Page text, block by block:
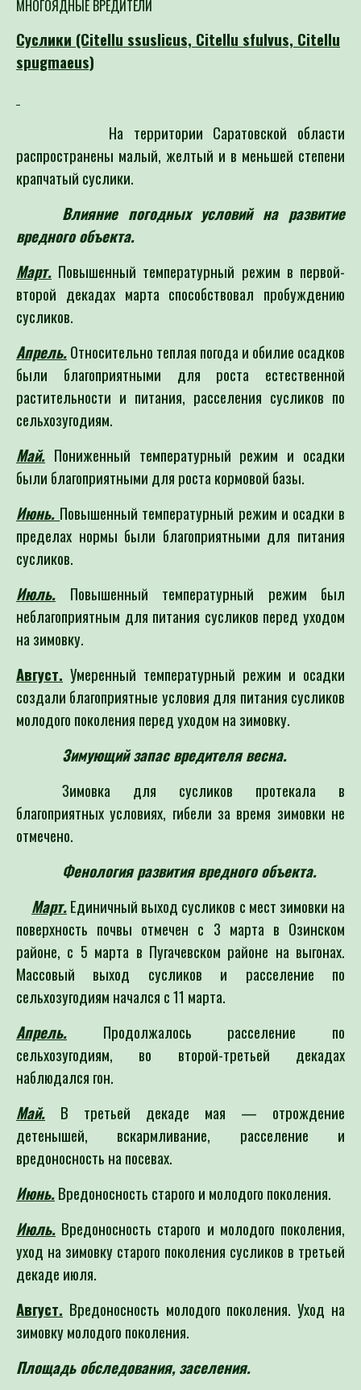
МНОГОЯДНЫЕ ВРЕДИТЕЛИ
Суслики (Citellu ssuslicus, Citellu sfulvus, Citellu
spugmaeus)
На территории Саратовской области
распространены малый, желтый и в меньшей степени
крапчатый суслики.
Влияние погодных условий на развитие
вредного объекта.
Март. Повышенный температурный режим в первой-
второй декадах марта способствовал пробуждению
сусликов.
Апрель.Относительно теплая погода и обилие осадков
были благоприятными для роста естественной
растительности и питания, расселения сусликов по
сельхозугодиям.
Май. Пониженный температурный режим и осадки
были благоприятными для роста кормовой базы.
Июнь. Повышенный температурный режим и осадки в
пределах нормы были благоприятными для питания
сусликов.
Июль. Повышенный температурный режим был
неблагоприятным для питания сусликов перед уходом
на зимовку.
Август. Умеренный температурный режим и осадки
создали благоприятные условия для питания сусликов
молодого поколения перед уходом на зимовку.
Зимующий запас вредителя весна.
Зимовка для сусликов протекала в
благоприятных условиях, гибели за время зимовки не
отмечено.
Фенология развития вредного объекта.
Март.Единичный выход сусликов с мест зимовки на
поверхность почвы отмечен с 3 марта в Озинском
районе, с 5 марта в Пугачевском районе на выгонах.
Массовый выход сусликов и расселение по
сельхозугодиям начался с 11 марта.
Апрель. Продолжалось расселение по
сельхозугодиям, во второй-третьей декадах
наблюдался гон.
Май. В третьей декаде мая — отрождение
детенышей, вскармливание, расселение и
вредоносность на посевах.
Июнь.Вредоносность старого и молодого поколения.
Июль. Вредоносность старого и молодого поколения,
уход на зимовку старого поколения сусликов в третьей
декаде июля.
Август. Вредоносность молодого поколения. Уход на
зимовку молодого поколения.
Площадь обследования, заселения.